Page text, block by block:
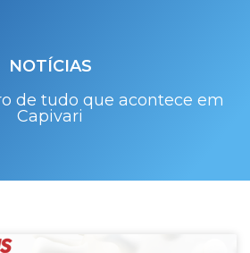
NOTÍCIAS
de tudo que acontece em
Capivari